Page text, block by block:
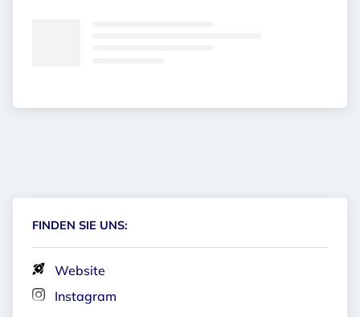
FINDEN SIE UNS:
Website
Instagram